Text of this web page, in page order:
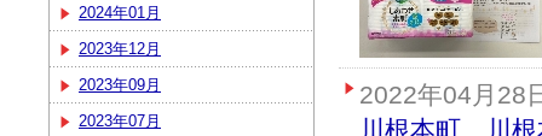
2024年01月
2023年12月
2023年09月
2023年07月
2022年04月28
川根本町 川根